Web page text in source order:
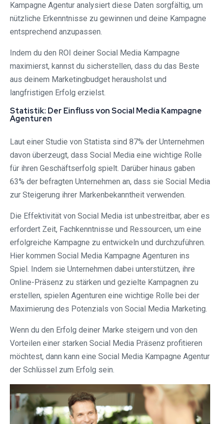
Kampagne Agentur analysiert diese Daten sorgfältig, um
nützliche Erkenntnisse zu gewinnen und deine Kampagne
entsprechend anzupassen.
Indem du den ROI deiner Social Media Kampagne
maximierst, kannst du sicherstellen, dass du das Beste
aus deinem Marketingbudget herausholst und
langfristigen Erfolg erzielst.
Statistik: Der Einfluss von Social Media Kampagne
Agenturen
Laut einer Studie von Statista sind 87% der Unternehmen
davon überzeugt, dass Social Media eine wichtige Rolle
für ihren Geschäftserfolg spielt. Darüber hinaus gaben
63% der befragten Unternehmen an, dass sie Social Media
zur Steigerung ihrer Markenbekanntheit verwenden.
Die Effektivität von Social Media ist unbestreitbar, aber es
erfordert Zeit, Fachkenntnisse und Ressourcen, um eine
erfolgreiche Kampagne zu entwickeln und durchzuführen.
Hier kommen Social Media Kampagne Agenturen ins
Spiel. Indem sie Unternehmen dabei unterstützen, ihre
Online-Präsenz zu stärken und gezielte Kampagnen zu
erstellen, spielen Agenturen eine wichtige Rolle bei der
Maximierung des Potenzials von Social Media Marketing.
Wenn du den Erfolg deiner Marke steigern und von den
Vorteilen einer starken Social Media Präsenz profitieren
möchtest, dann kann eine Social Media Kampagne Agentur
der Schlüssel zum Erfolg sein.